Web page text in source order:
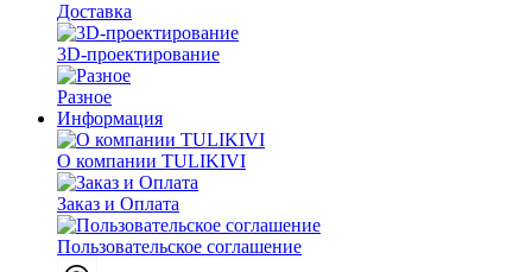
Доставка
3D-проектирование
Разное
Информация
О компании TULIKIVI
Заказ и Оплата
Пользовательское соглашение